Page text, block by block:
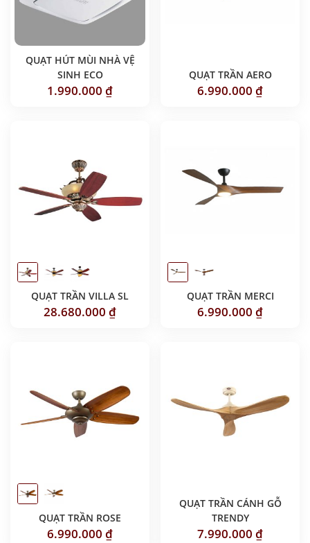
QUẠT HÚT MÙI NHÀ VỆ
SINH ECO
1.990.000 ₫
QUẠT TRẦN AERO
6.990.000 ₫
QUẠT TRẦN VILLA SL
28.680.000 ₫
QUẠT TRẦN MERCI
6.990.000 ₫
QUẠT TRẦN ROSE
6.990.000 ₫
QUẠT TRẦN CÁNH GỖ
TRENDY
7.990.000 ₫